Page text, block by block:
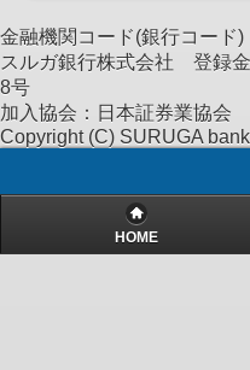
金融機関コード(銀行コード
スルガ銀行株式会社 登録
8号
加入協会：日本証券業協会
Copyright (C) SURUGA
HOME